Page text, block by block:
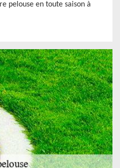
pelouse en toute saison à